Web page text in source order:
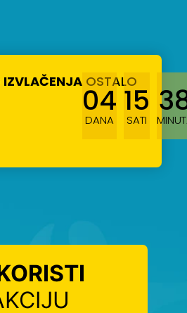
IZVLAČENJAOSTALO
04
DANA
15
SATI